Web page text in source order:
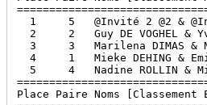
1     5   @Invité 2 @2 &
2     2   Guy DE VOGHEL &
3     3   Marilena DIMAS &
4     1   Mieke DEHING &
5     4   Nadine ROLLIN &
Place Paire Noms